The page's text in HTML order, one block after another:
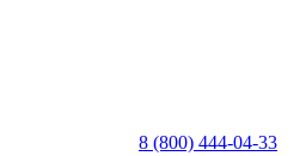
8 (800) 444-04-33